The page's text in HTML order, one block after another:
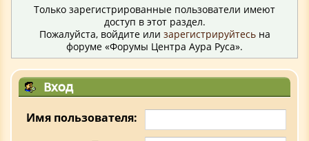
Только зарегистрированные пользователи имеют
доступ в этот раздел.
Пожалуйста, войдите или зарегистрируйтесьна
форуме «Форумы Центра Аура Руса».
Вход
Имя пользователя: